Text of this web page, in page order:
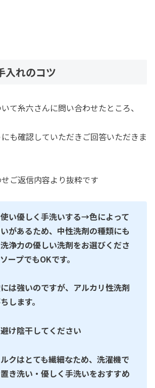
入れのコツ
て糸六さんに問い合わせたところ、
も確認していただきご回答いただきま
ご返信内容より抜粋です
い優しく手洗いする→色によって
があるため、中性洗剤の種類にも
洗浄力の優しい洗剤をお選びくださ
ープでもOKです。
は強いのですが、アルカリ性洗剤
します。
け陰干してください
クはとても繊細なため、 洗濯機で
き洗い・優しく手洗いをおすすめ